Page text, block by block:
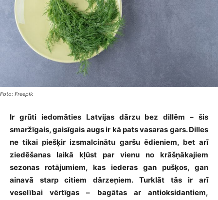
Foto: Freepik
Ir grūti iedomāties Latvijas dārzu bez dillēm – šis
smaržīgais, gaisīgais augs ir kā pats vasaras gars. Dilles
ne tikai piešķir izsmalcinātu garšu ēdieniem, bet arī
ziedēšanas laikā kļūst par vienu no krāšņākajiem
sezonas rotājumiem, kas iederas gan pušķos, gan
ainavā starp citiem dārzeņiem. Turklāt tās ir arī
veselībai vērtīgas – bagātas ar antioksidantiem,